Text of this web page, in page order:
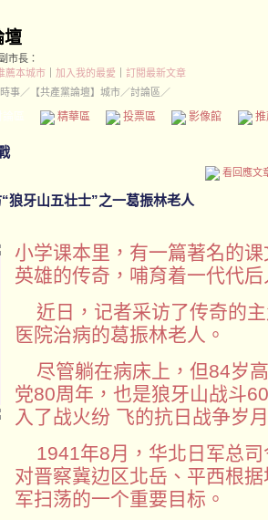
壇
副市長：
薦本城市 加入我的最愛
訂閱最新文章
事／ 【共產黨論壇】城市／討論區／
精華區 投票區 影像館
看回應文
狼牙山五壮士”之一葛振林老人
小学课本里，有一篇著名的
英雄的传奇，哺育着一代代
近日，记者采访了传奇的
医院治病的葛振林老人。
尽管躺在病床上，但84岁
党80周年，也是狼牙山战斗
入了战火纷 飞的抗日战争岁
1941年8月，华北日军总司
对晋察冀边区北岳、平西根
军扫荡的一个重要目标。